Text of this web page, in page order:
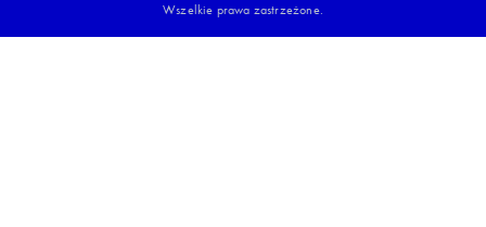
Wszelkie prawa zastrzeżone.